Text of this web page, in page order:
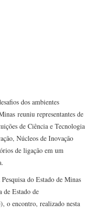
dos ambientes
reuniu representantes de
de Ciência e Tecnologia
Núcleos de Inovação
de ligação em um
do Estado de Minas
de Estado de
o encontro, realizado nesta